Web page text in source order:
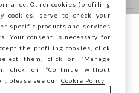
Ελλάδας, θέλετε
σας;
Other cookies (profiling
cookies, serve to check your
specific products and services
Your consent is necessary for
the profiling cookies, click
them, click on “Manage
click on “Continue without
please see our Cookie Policy